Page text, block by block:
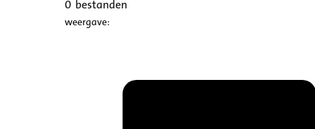
0 bestanden
weergave: